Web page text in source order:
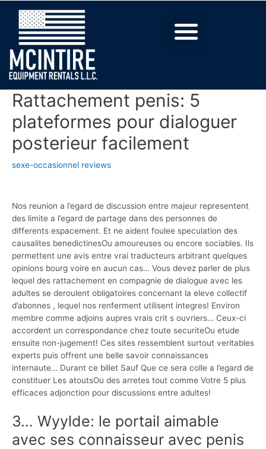
Rattachement penis: 5
plateformes pour dialoguer
posterieur facilement
sexe-occasionnel reviews
Nos reunion a l’egard de discussion entre majeur representent
des limite a l’egard de partage dans des personnes de
differents espacement. Et ne aident foulee speculation des
causalites benedictinesOu amoureuses ou encore sociables. Ils
permettent une avis entre vrai traducteurs arbitrant quelques
opinions bourg voire en aucun cas… Vous devez parler de plus
lequel des rattachement en compagnie de dialogue avec les
adultes se deroulent obligatoires concernant la eleve collectif
d’abonnes , lequel nos renferment utilisent integres! Environ
membre comme adjoins aupres vrais crit s ouvriers… Ceux-ci
accordent un correspondance chez toute securiteOu etude
ensuite non-jugement! Ces sites ressemblent surtout veritables
experts puis offrent une belle savoir connaissances
internaute… Durant ce billet Sauf Que ce sera colle a l’egard de
constituer Les atoutsOu des arretes tout comme Votre 5 plus
efficaces adjonction pour discussions entre adultes!
3… Wyylde: le portail aimable
avec ses connaisseur avec penis